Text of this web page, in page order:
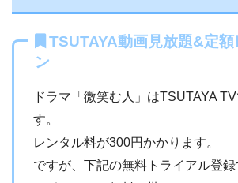
TSUTAYA動画見放題&定
ン
ドラマ「微笑む人」はTSUTAYA
す。
レンタル料が300円かかります。
ですが、下記の無料トライアル登